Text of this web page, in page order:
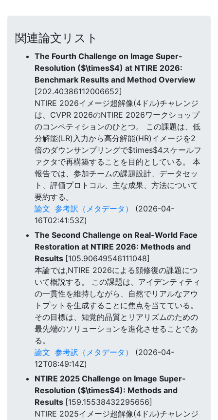
関連論文リスト
The Fourth Challenge on Image Super-
Resolution ($\times$4) at NTIRE 2026:
Benchmark Results and Method Overview
[202.40386112006652]
NTIRE 2026イメージ超解像(4ドル)チャレンジ
は、CVPR 2026のNTIRE 2026ワークショップ
のコンペティションのひとつ。 この課題は、低
分解能(LR)入力から高分解能(HR)イメージを2
倍のダウンサンプリングで$times$4スケールフ
ァクタで再構築することを目的としている。 本
報告では、参加チームの課題設計、データセッ
ト、評価プロトコル、主な成果、方法について
要約する。
論文 参考訳（メタデータ）
(2026-04-
16T02:41:53Z)
The Second Challenge on Real-World Face
Restoration at NTIRE 2026: Methods and
Results [105.90649546111048]
本論では,NTIRE 2026による顔修復の課題につ
いて概説する。 この課題は、アイデンティティ
の一貫性を維持しながら、自然でリアルなアウ
トプットを生成することに焦点を当てている。
その目標は、知覚的品質とリアリズムのための
最先端のソリューションを進化させることであ
る。
論文 参考訳（メタデータ）
(2026-04-
12T08:49:14Z)
NTIRE 2025 Challenge on Image Super-
Resolution ($\times$4): Methods and
Results [159.15538432295656]
NTIRE 2025イメージ超解像(4ドル)チャレンジ